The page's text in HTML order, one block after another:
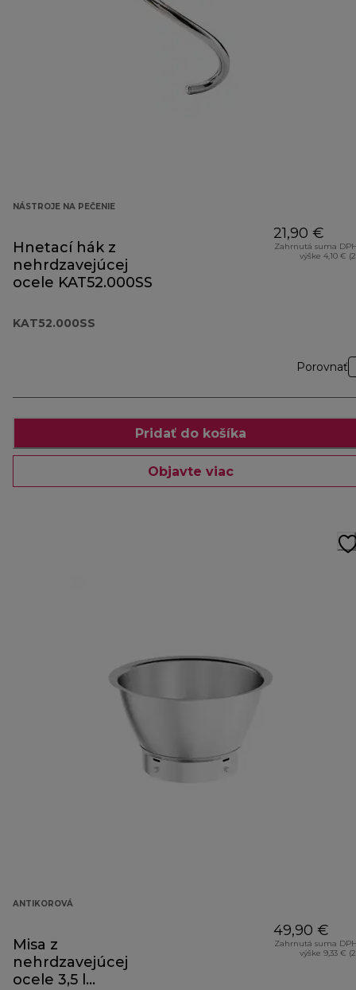
NÁSTROJE NA PEČENIE
Hnetací hák z
nehrdzavejúcej
ocele KAT52.000SS
KAT52.000SS
21,90 €
Zahrnutá suma
výške 4,10 €
Porovnať
Pridať do košíka
Objavte viac
ANTIKOROVÁ
Misa z
nehrdzavejúcej
ocele 3,5 l
49,90 €
Zahrnutá suma
výške 9,33 €